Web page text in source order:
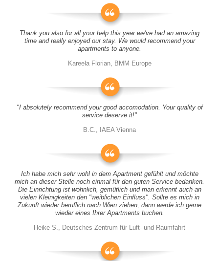
Thank you also for all your help this year we've had an amazing
time and really enjoyed our stay. We would recommend your
apartments to anyone.
Kareela Florian, BMM Europe
"I absolutely recommend your good accomodation. Your quality of
service deserve it!"
B.C., IAEA Vienna
Ich habe mich sehr wohl in dem Apartment gefühlt und möchte
mich an dieser Stelle noch einmal für den guten Service bedanken.
Die Einrichtung ist wohnlich, gemütlich und man erkennt auch an
vielen Kleinigkeiten den "weiblichen Einfluss". Sollte es mich in
Zukunft wieder beruflich nach Wien ziehen, dann werde ich gerne
wieder eines Ihrer Apartments buchen.
Heike S., Deutsches Zentrum für Luft- und Raumfahrt